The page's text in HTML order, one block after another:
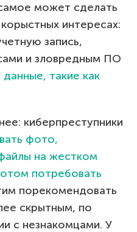
может сделать
интересах:
запись,
и зловредным ПО
такие как
киберпреступники
фото,
на жестком
потребовать
порекомендовать
скрытным, по
с незнакомцами. У